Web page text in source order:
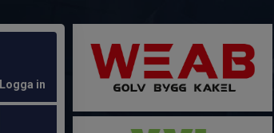
Logga in